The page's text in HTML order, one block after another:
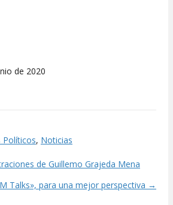
de 2020
Políticos, Noticias
de Guillemo Grajeda Mena
Talks», para una mejor perspectiva →